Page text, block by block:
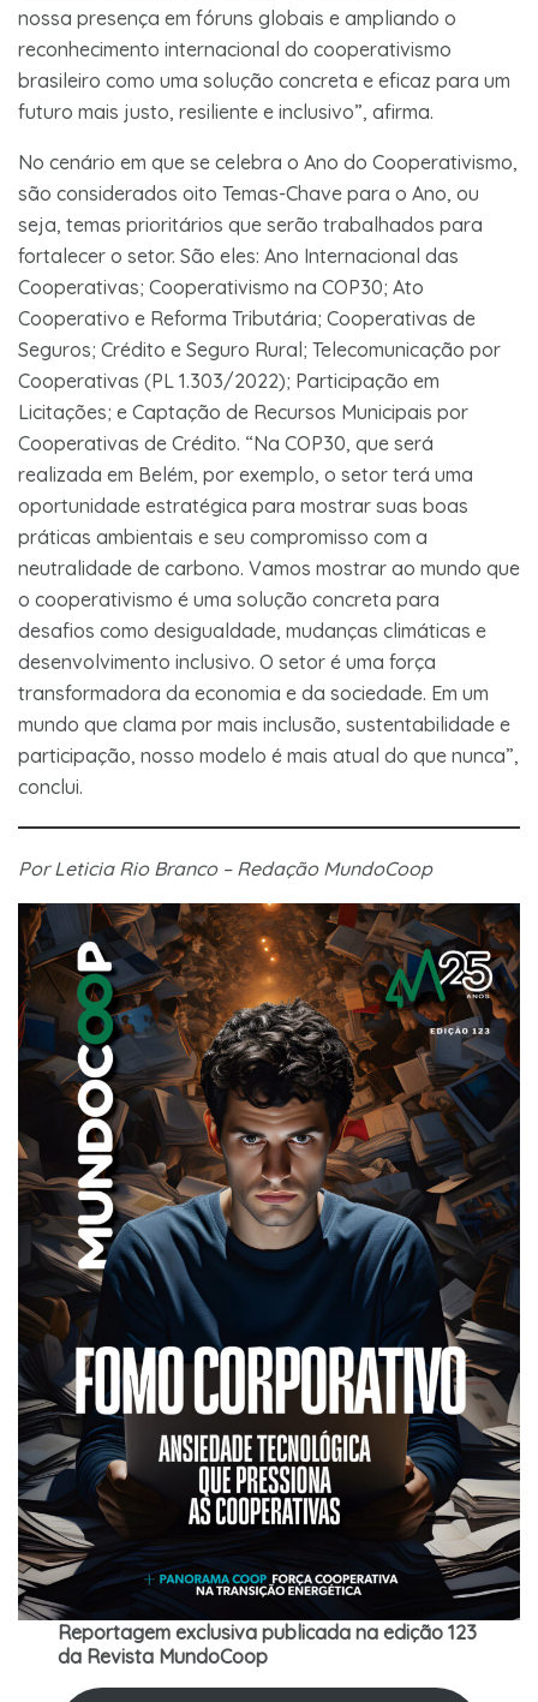
nossa presença em fóruns globais e ampliando o
reconhecimento internacional do cooperativismo
brasileiro como uma solução concreta e eficaz para um
futuro mais justo, resiliente e inclusivo”, afirma.
No cenário em que se celebra o Ano do Cooperativismo,
são considerados oito Temas-Chave para o Ano, ou
seja, temas prioritários que serão trabalhados para
fortalecer o setor. São eles: Ano Internacional das
Cooperativas; Cooperativismo na COP30; Ato
Cooperativo e Reforma Tributária; Cooperativas de
Seguros; Crédito e Seguro Rural; Telecomunicação por
Cooperativas (PL 1.303/2022); Participação em
Licitações; e Captação de Recursos Municipais por
Cooperativas de Crédito. “Na COP30, que será
realizada em Belém, por exemplo, o setor terá uma
oportunidade estratégica para mostrar suas boas
práticas ambientais e seu compromisso com a
neutralidade de carbono. Vamos mostrar ao mundo que
o cooperativismo é uma solução concreta para
desafios como desigualdade, mudanças climáticas e
desenvolvimento inclusivo. O setor é uma força
transformadora da economia e da sociedade. Em um
mundo que clama por mais inclusão, sustentabilidade e
participação, nosso modelo é mais atual do que nunca”,
conclui.
Por Leticia Rio Branco – Redação MundoCoop
Reportagem exclusiva publicada na edição 123
da Revista MundoCoop